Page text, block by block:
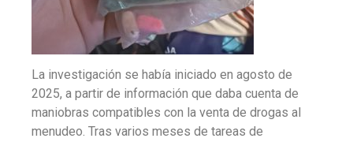
La investigación se había iniciado en agosto de
2025, a partir de información que daba cuenta de
maniobras compatibles con la venta de drogas al
menudeo. Tras varios meses de tareas de